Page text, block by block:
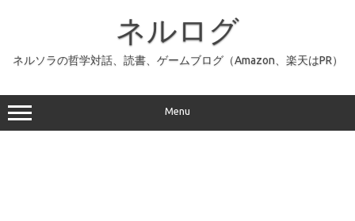
ッ
プ
ネルログ
ネルソラの哲学対話、読書、ゲームブログ（Amazon、楽天はPR）
Menu